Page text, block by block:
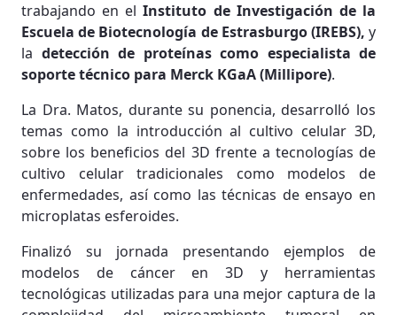
trabajando en elInstituto de Investigación de la
Escuela de Biotecnología de Estrasburgo (IREBS), y
la detección de proteínas como especialista de
soporte técnico para Merck KGaA (Millipore).
La Dra. Matos, durante su ponencia, desarrolló los
temas como la introducción al cultivo celular 3D,
sobre los beneficios del 3D frente a tecnologías de
cultivo celular tradicionales como modelos de
enfermedades, así como las técnicas de ensayo en
microplatas esferoides.
Finalizó su jornada presentando ejemplos de
modelos de cáncer en 3D y herramientas
tecnológicas utilizadas para una mejor captura de la